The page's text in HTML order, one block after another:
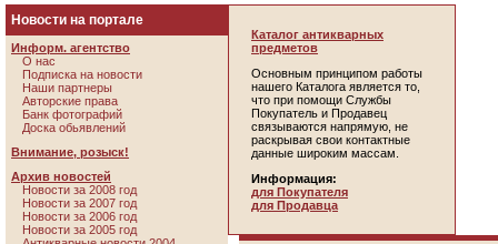
Новости на портале
Информ. агентство
О нас
Подписка на новости
Наши партнеры
Авторские права
Банк фотографий
Доска обьявлений
Внимание, розыск!
Архив новостей
Новости за 2008 год
Новости за 2007 год
Новости за 2006 год
Новости за 2005 год
Каталог антикварных
предметов
Основным принципом работы
нашего Каталога является то,
что при помощи Службы
Покупатель и Продавец
связываются напрямую, не
раскрывая свои контактные
данные широким массам.
Информация:
для Покупателя
для Продавца